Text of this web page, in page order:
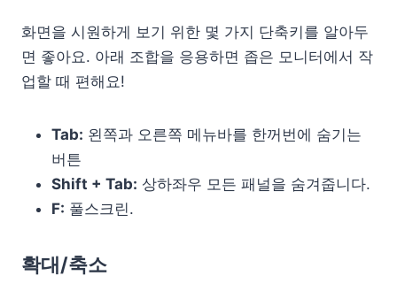
화면을 시원하게 보기 위한 몇 가지 단축키를 알아두
면 좋아요. 아래 조합을 응용하면 좁은 모니터에서 작
업할 때 편해요!
Tab: 왼쪽과 오른쪽 메뉴바를 한꺼번에 숨기는
버튼
Shift + Tab: 상하좌우 모든 패널을 숨겨줍니다.
F: 풀스크린.
확대/축소